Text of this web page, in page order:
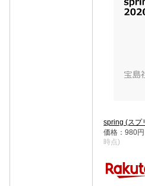
spring (スプ
価格：980
時点)